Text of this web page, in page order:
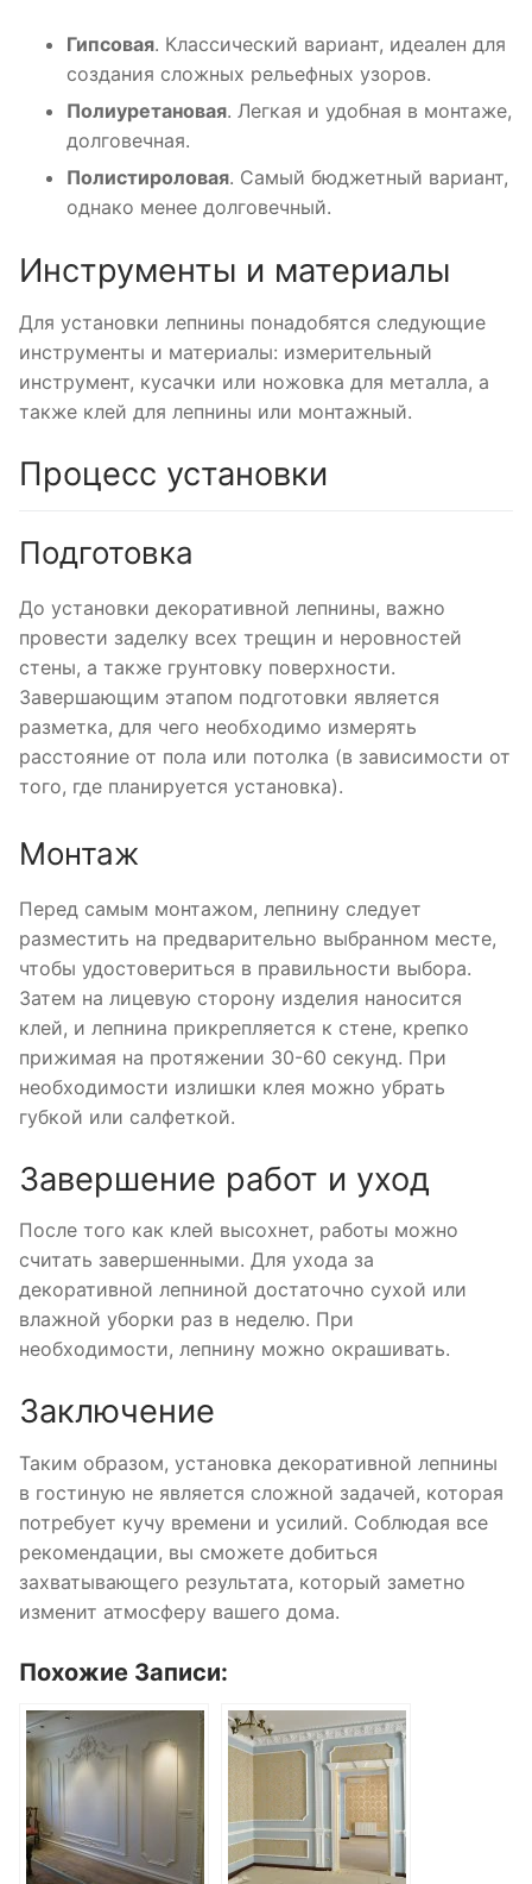
Гипсовая. Классический вариант, идеален для
создания сложных рельефных узоров.
Полиуретановая. Легкая и удобная в монтаже,
долговечная.
Полистироловая. Самый бюджетный вариант,
однако менее долговечный.
Инструменты и материалы
Для установки лепнины понадобятся следующие
инструменты и материалы: измерительный
инструмент, кусачки или ножовка для металла, а
также клей для лепнины или монтажный.
Процесс установки
Подготовка
До установки декоративной лепнины, важно
провести заделку всех трещин и неровностей
стены, а также грунтовку поверхности.
Завершающим этапом подготовки является
разметка, для чего необходимо измерять
расстояние от пола или потолка (в зависимости от
того, где планируется установка).
Монтаж
Перед самым монтажом, лепнину следует
разместить на предварительно выбранном месте,
чтобы удостовериться в правильности выбора.
Затем на лицевую сторону изделия наносится
клей, и лепнина прикрепляется к стене, крепко
прижимая на протяжении 30-60 секунд. При
необходимости излишки клея можно убрать
губкой или салфеткой.
Завершение работ и уход
После того как клей высохнет, работы можно
считать завершенными. Для ухода за
декоративной лепниной достаточно сухой или
влажной уборки раз в неделю. При
необходимости, лепнину можно окрашивать.
Заключение
Таким образом, установка декоративной лепнины
в гостиную не является сложной задачей, которая
потребует кучу времени и усилий. Соблюдая все
рекомендации, вы сможете добиться
захватывающего результата, который заметно
изменит атмосферу вашего дома.
Похожие Записи: